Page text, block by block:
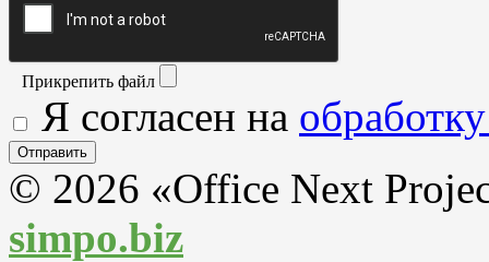
Прикрепить файл
Я согласен на
© 2026 «Office Next
simpo.biz